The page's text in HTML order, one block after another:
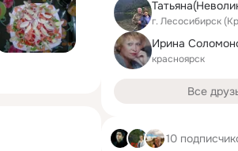
г. Лесосибирск
красноярск
Все
10